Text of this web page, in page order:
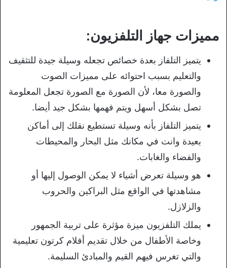
مميزات جهاز التلفزيون:
يتميز التلفاز بعدة خصائص تجعله وسيلة جيدة للتثقيف
والتعليم بسبب احتوائه على مميزات الصوت
والصورة معا، لأن الصورة مع الصورة تجعل المعلومة
تصل بشكل أسهل ويتم فهمها بشكل جيد أيضا.
يتميز التلفاز بأنه وسيلة تستطيع نقلك إلى أماكن
بعيدة وانت في مكانك مثل البحار والمحيطات
والفضاء والغابات.
هو وسيلة تعرض أشياء لا يمكن الوصول إليها أو
مشاهدتها في الواقع مثل البراكين والحروب
والزلازل.
يملك التلفزيون ميزة مؤثرة على تربية الجمهور
وخاصة الأطفال من خلال تقديم أفلام كرتون تعليمية
والتي تغرس فيهم القيم والمبادئ السليمة.